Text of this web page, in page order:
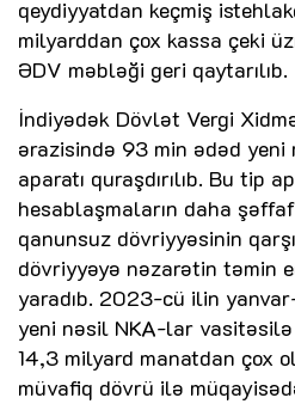
qeydiyyatdan keçmiş
milyarddan çox kassa çeki
ƏDV məbləği geri qaytarılıb.
İndiyədək Dövlət Vergi
ərazisində 93 min ədəd
aparatı quraşdırılıb. Bu tip
hesablaşmaların daha
qanunsuz dövriyyəsinin
dövriyyəyə nəzarətin təmin
yaradıb. 2023-cü ilin
yeni nəsil NKA-lar vasitəsilə
14,3 milyard manatdan çox
müvafiq dövrü ilə